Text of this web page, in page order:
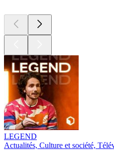
LEGEND
Actualités, Culture et société,